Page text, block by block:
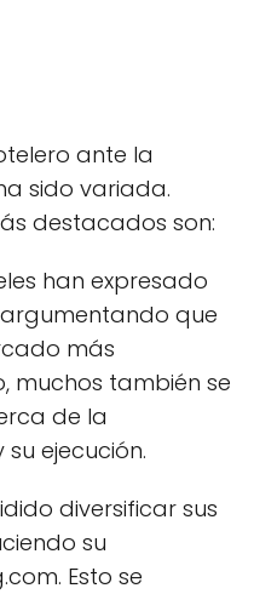
ante la
sido variada.
destacados son:
han expresado
que
más
muchos también se
de la
ejecución.
diversificar sus
su
Esto se